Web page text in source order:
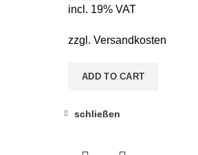
incl. 19% VAT
zzgl. Versandkosten
ADD TO CART
schließen